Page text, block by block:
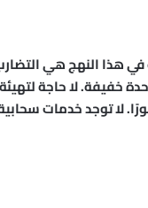
في هذا النهج هي
خفيفة. لا حاجة
لا توجد خدمات